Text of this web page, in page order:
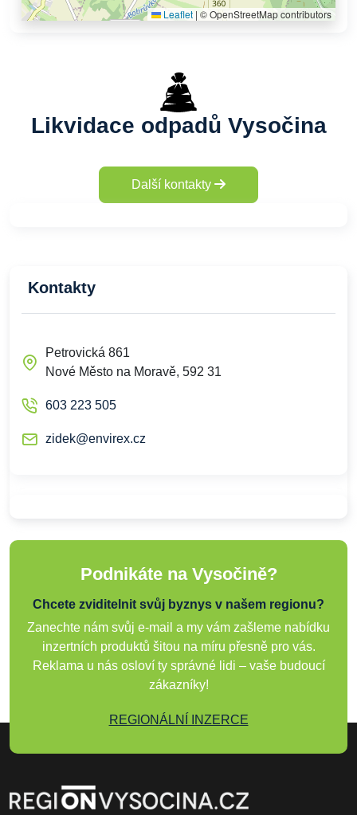
Leaflet | © OpenStreetMap contributors
Likvidace odpadů Vysočina
Další kontakty
Kontakty
Petrovická 861
Nové Město na Moravě, 592 31
603 223 505
zidek@envirex.cz
Podnikáte na Vysočině?
Chcete zviditelnit svůj byznys v našem regionu?
Zanechte nám svůj e-mail a my vám zašleme nabídku
inzertních produktů šitou na míru přesně pro vás.
Reklama u nás osloví ty správné lidi – vaše budoucí
zákazníky!
REGIONÁLNÍ INZERCE